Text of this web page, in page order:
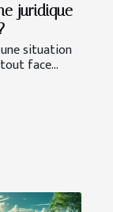
juridique
situation
face...